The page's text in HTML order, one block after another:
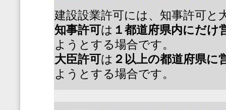
建設設業許可には、知事許可と
知事許可は １都道府県内にだけ
ようとする場合です。
大臣許可は ２以上の都道府県に
ようとする場合です。